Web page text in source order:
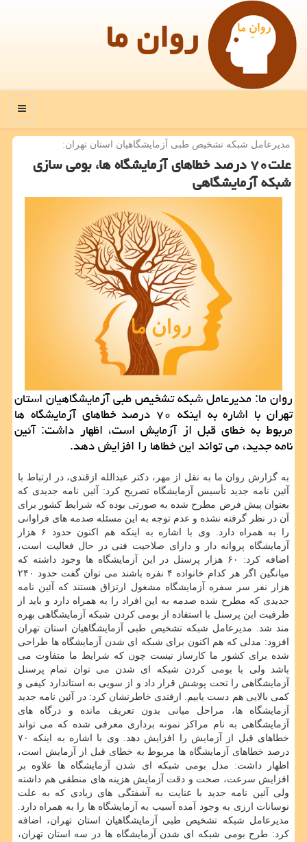
روان ما
منو
مدیرعامل شبكه تشخیص طبی آزمایشگاهیان استان تهران:
علت۷۰ درصد خطاهای آزمایشگاه ها، بومی سازی
شبكه آزمایشگاهی
روان ما: مدیرعامل شبكه تشخیص طبی آزمایشگاهیان استان
تهران با اشاره به اینكه ۷۰ درصد خطاهای آزمایشگاه ها
مربوط به خطای قبل از آزمایش است، اظهار داشت: آئین
نامه جدید، می تواند این خطاها را افزایش دهد.
به گزارش روان ما به نقل از مهر، دكتر عبدالله ازقندی، در ارتباط با
آئین نامه جدید تأسیس آزمایشگاه تصریح كرد: آئین نامه جدیدی كه
بعنوان پیش فرض مطرح شده به صورتی بوده كه شرایط كشور برای
آن در نظر گرفته نشده و عدم توجه به این مسئله صدمه های فراوانی
را به همراه دارد. وی با اشاره به اینكه هم اكنون حدود ۶ هزار
آزمایشگاه پروانه دار و دارای صلاحیت فنی در حال فعالیت است،
اضافه كرد: ۶۰ هزار پرسنل در این آزمایشگاه ها وجود داشته كه
میانگین اگر هر كدام خانواده ۴ نفره باشند می توان گفت حدود ۲۴۰
هزار نفر سر سفره آزمایشگاه مشغول ارتزاق هستند كه آئین نامه
جدیدی كه مطرح شده صدمه به این افراد را به همراه دارد و باید از
ظرفیت این پرسنل با استفاده از بومی كردن شبكه آزمایشگاهی بهره
مند شد. مدیرعامل شبكه تشخیص طبی آزمایشگاهیان استان تهران
افزود: مدلی كه هم اكنون برای شبكه ای شدن آزمایشگاه ها طراحی
شده برای كشور ما كارساز نیست چون كه شرایط ما متفاوت می
باشد ولی با بومی كردن شبكه ای شدن می توان تمام پرسنل
آزمایشگاهی را تحت پوشش قرار داد و از سویی به استاندارد كیفی و
كمی بالایی هم دست یابیم. ازقندی خاطرنشان كرد: در آئین نامه جدید
آزمایشگاه ها، مراحل میانی بدون تعریف مانده و درگاه های
آزمایشگاهی به نام مراكز نمونه برداری معرفی شده كه می تواند
خطاهای قبل از آزمایش را افزایش دهد. وی با اشاره به اینكه ۷۰
درصد خطاهای آزمایشگاه ها مربوط به خطای قبل از آزمایش است،
اظهار داشت: مدل بومی شبكه ای شدن آزمایشگاه ها علاوه بر
افزایش سرعت، صحت و دقت آزمایش هزینه های منطقی هم داشته
ولی آئین نامه جدید با عنایت به آشفتگی های زیادی كه به علت
نوسانات ارزی به وجود آمده آسیب به آزمایشگاه ها را به همراه دارد.
مدیرعامل شبكه تشخیص طبی آزمایشگاهیان استان تهران، اضافه
كرد: طرح بومی شبكه ای شدن آزمایشگاه ها در سه استان تهران،